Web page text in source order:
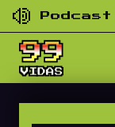
Pular para o
Podcast